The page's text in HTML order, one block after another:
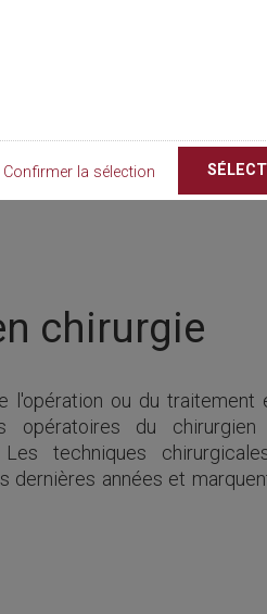
Confirmer la sélection
chirurgie
l'opération ou du
opératoires du
Les techniques
dernières années et